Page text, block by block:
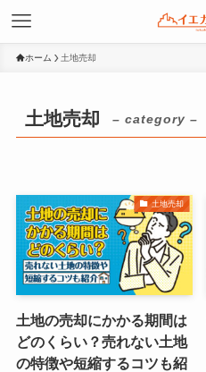
ホーム 土地売却
土地売却 – category –
土地売却
土地の売却にかかる期間は
どのくらい？売れない土地
の特徴や短縮するコツも紹